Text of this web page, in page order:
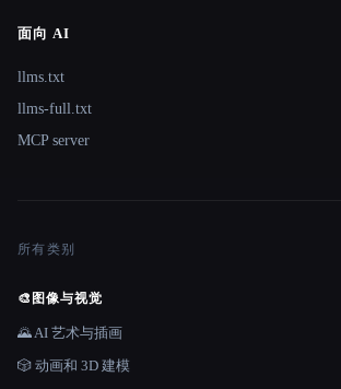
面向 AI
llms.txt
llms-full.txt
MCP server
所有类别
🎨 图像与视觉
🌄 AI 艺术与插画
🎲 动画和 3D 建模